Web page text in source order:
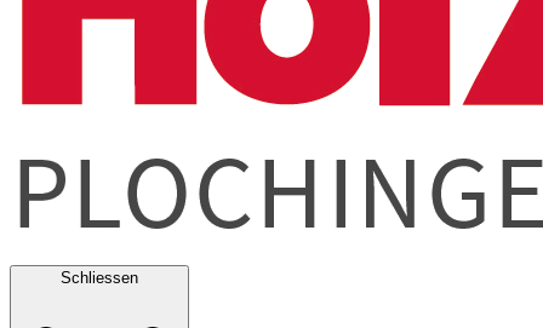
Schliessen